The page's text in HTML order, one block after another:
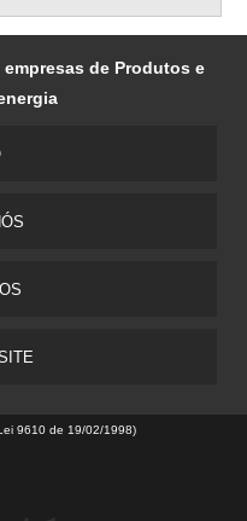
empresas de Produtos e
9610 de 19/02/1998)